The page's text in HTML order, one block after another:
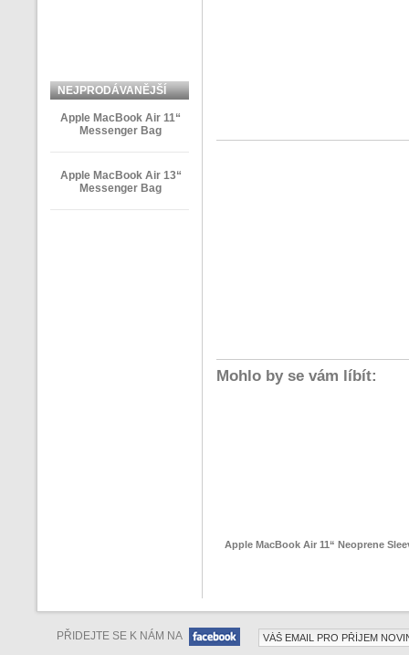
Mohlo by se vám líbít:
Apple MacBook Air 11“ Neoprene
NEJPRODÁVANĚJŠÍ
Apple MacBook Air 11“
Messenger Bag
Apple MacBook Air 13“
Messenger Bag
PŘIDEJTE SE K NÁM NA